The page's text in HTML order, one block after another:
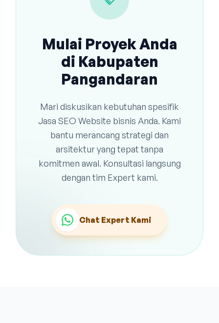
Mulai Proyek Anda
di Kabupaten
Pangandaran
Mari diskusikan kebutuhan spesifik
Jasa SEO Website bisnis Anda. Kami
bantu merancang strategi dan
arsitektur yang tepat tanpa
komitmen awal. Konsultasi langsung
dengan tim Expert kami.
Chat Expert Kami